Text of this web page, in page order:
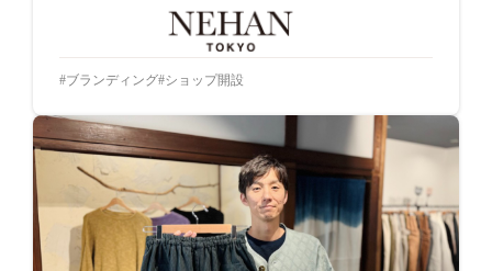
ブランディング ショップ開設